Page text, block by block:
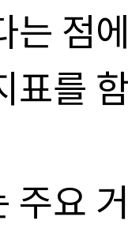
는 점
표를
주요